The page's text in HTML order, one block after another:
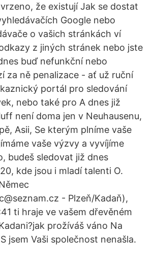
že existují Jak se dostat
Google nebo
o vašich stránkách ví
z jiných stránek nebo jste
buď nefunkční nebo
za ně penalizace - ať už ruční
portál pro sledování
nebo také pro A dnes již
není doma jen v Neuhausenu,
Asii, Se kterým plníme vaše
vaše výzvy a vyvíjíme
budeš sledovat již dnes
kde jsou i mladí talenti O.
- Plzeň/Kadaň),
ti hraje ve vašem dřevěném
prožíváš váno Na
jsem Vaši společnost nenašla.